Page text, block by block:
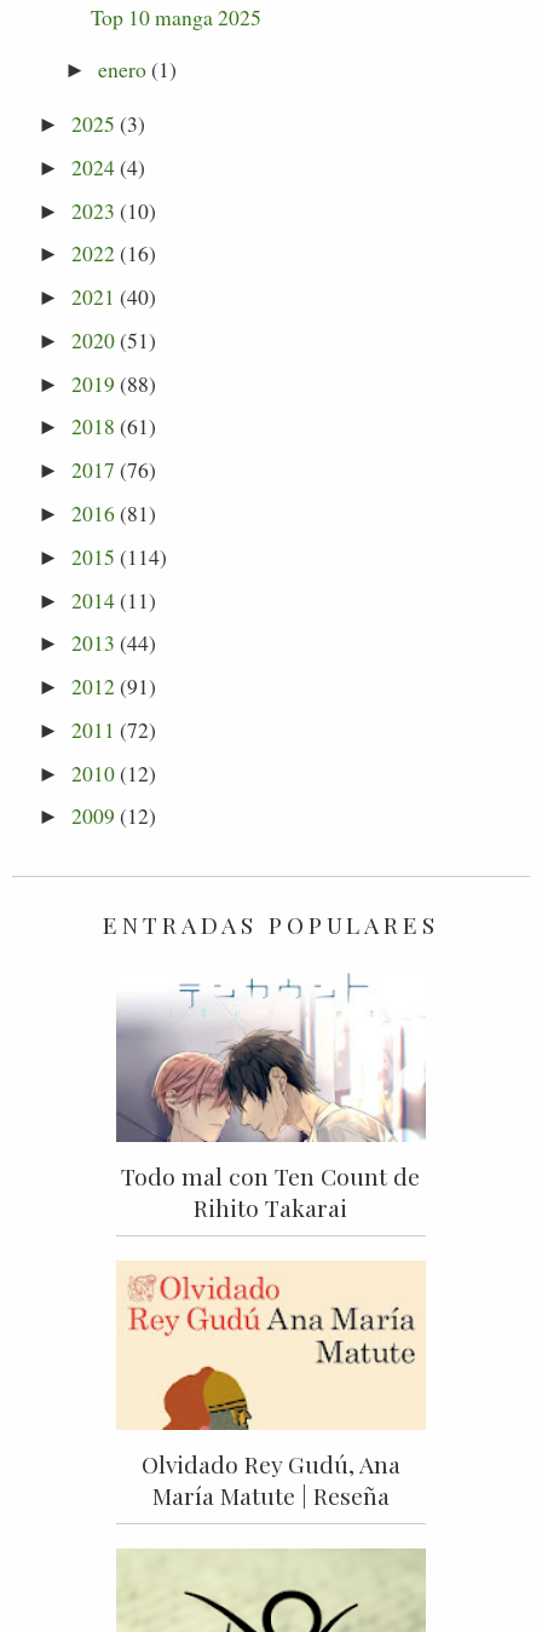
Top 10 manga 2025
► enero(1)
►2025 (3)
►2024(4)
►2023 (10)
►2022(16)
►2021 (40)
►2020(51)
►2019 (88)
►2018 (61)
►2017 (76)
►2016(81)
►2015 (114)
►2014(11)
►2013 (44)
►2012(91)
►2011 (72)
►2010(12)
►2009 (12)
ENTRADAS POPULARES
Todo mal con Ten Count de
Rihito Takarai
Olvidado Rey Gudú, Ana
María Matute | Reseña